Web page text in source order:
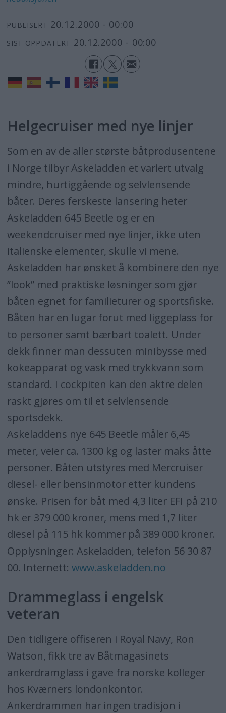
PUBLISERT 20.12.2000 - 00:00
SIST OPPDATERT 20.12.2000 - 00:00
Helgecruiser med nye linjer
Som en av de aller største båtprodusentene
i Norge tilbyr Askeladden et variert utvalg
mindre, hurtiggående og selvlensende
båter. Deres ferskeste lansering heter
Askeladden 645 Beetle og er en
weekendcruiser med nye linjer, ikke uten
italienske elementer, skulle vi mene.
Askeladden har ønsket å kombinere den nye
”look” med praktiske løsninger som gjør
båten egnet for familieturer og sportsfiske.
Båten har en lugar forut med liggeplass for
to personer samt bærbart toalett. Under
dekk finner man dessuten minibysse med
kokeapparat og vask med trykkvann som
standard. I cockpiten kan den aktre delen
raskt gjøres om til et selvlensende
sportsdekk.
Askeladdens nye 645 Beetle måler 6,45
meter, veier ca. 1300 kg og laster maks åtte
personer. Båten utstyres med Mercruiser
diesel- eller bensinmotor etter kundens
ønske. Prisen for båt med 4,3 liter EFI på 210
hk er 379 000 kroner, mens med 1,7 liter
diesel på 115 hk kommer på 389 000 kroner.
Opplysninger: Askeladden, telefon 56 30 87
00. Internett: www.askeladden.no
Drammeglass i engelsk
veteran
Den tidligere offiseren i Royal Navy, Ron
Watson, fikk tre av Båtmagasinets
ankerdramglass i gave fra norske kolleger
hos Kværners londonkontor.
Ankerdrammen har ingen tradisjon i